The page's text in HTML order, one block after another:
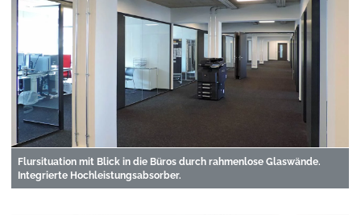
Flursituation mit Blick in die Büros durch rahmenlose Glaswände.
Integrierte Hochleistungsabsorber.